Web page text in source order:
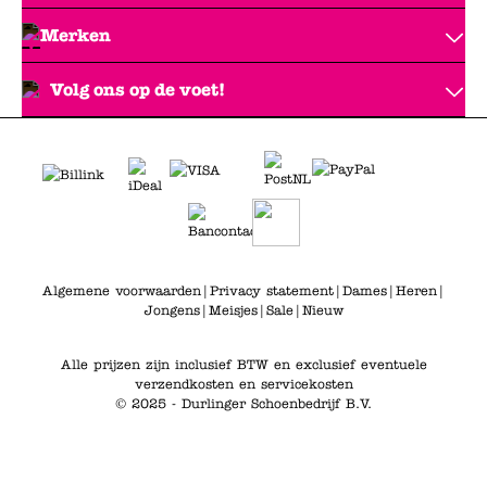
Merken
Volg ons op de voet!
Algemene voorwaarden| Privacy statement| Dames| Heren|
Jongens| Meisjes| Sale| Nieuw
Alle prijzen zijn inclusief BTW en exclusief eventuele
verzendkosten en servicekosten
© 2025 - Durlinger Schoenbedrijf B.V.